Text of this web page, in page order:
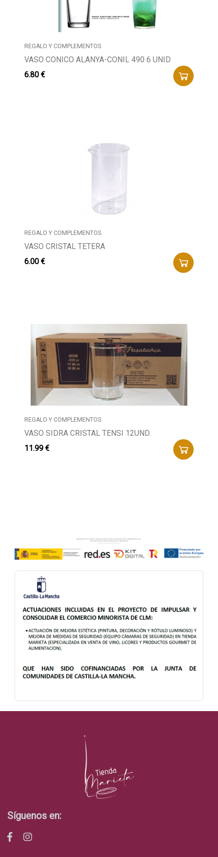
REGALO Y COMPLEMENTOS
VASO CONICO ALANYA-CONIL 490 6 UNID
6.80 €
REGALO Y COMPLEMENTOS
VASO CRISTAL TETERA
6.00 €
REGALO Y COMPLEMENTOS
VASO SIDRA CRISTAL TENSI 12UND.
11.99 €
Síguenos en: